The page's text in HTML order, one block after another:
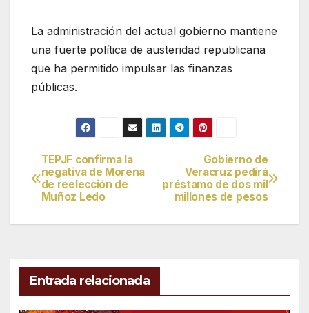
La administración del actual gobierno mantiene
una fuerte política de austeridad republicana
que ha permitido impulsar las finanzas
públicas.
Navegación
de
entradas
Gobierno de
Veracruz pedirá
préstamo de dos mil
millones de pesos
TEPJF confirma la
negativa de Morena
de reelección de
Muñoz Ledo
Entrada relacionada